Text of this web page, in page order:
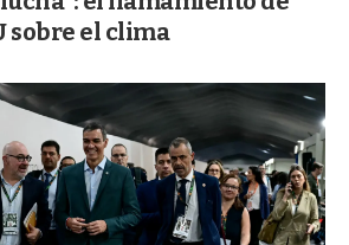
sobre el clima